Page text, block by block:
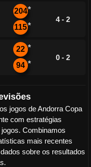
204*
115*
4 - 2
22 *
94 *
0 - 2
jogos de Andorra Copa
com estratégias
Combinamos
mais recentes
sobre os resultados